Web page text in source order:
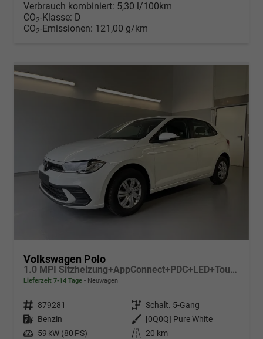
Verbrauch kombiniert: 5,30 l/100km
CO2-Klasse: D
CO2-Emissionen: 121,00 g/km
Volkswagen Polo
1.0 MPI Sitzheizung+AppConnect+PDC+LED+Touch+Lichtsensor+MultiLenkrad
Lieferzeit 7-14 Tage Neuwagen
Fahrzeugnr. 879281 Getriebe Schalt. 5-Gang
Kraftstoff Benzin Außenfarbe
[0Q0Q] Pure White
Leistung 59 kW (80 PS) Kilometerstand 20 km